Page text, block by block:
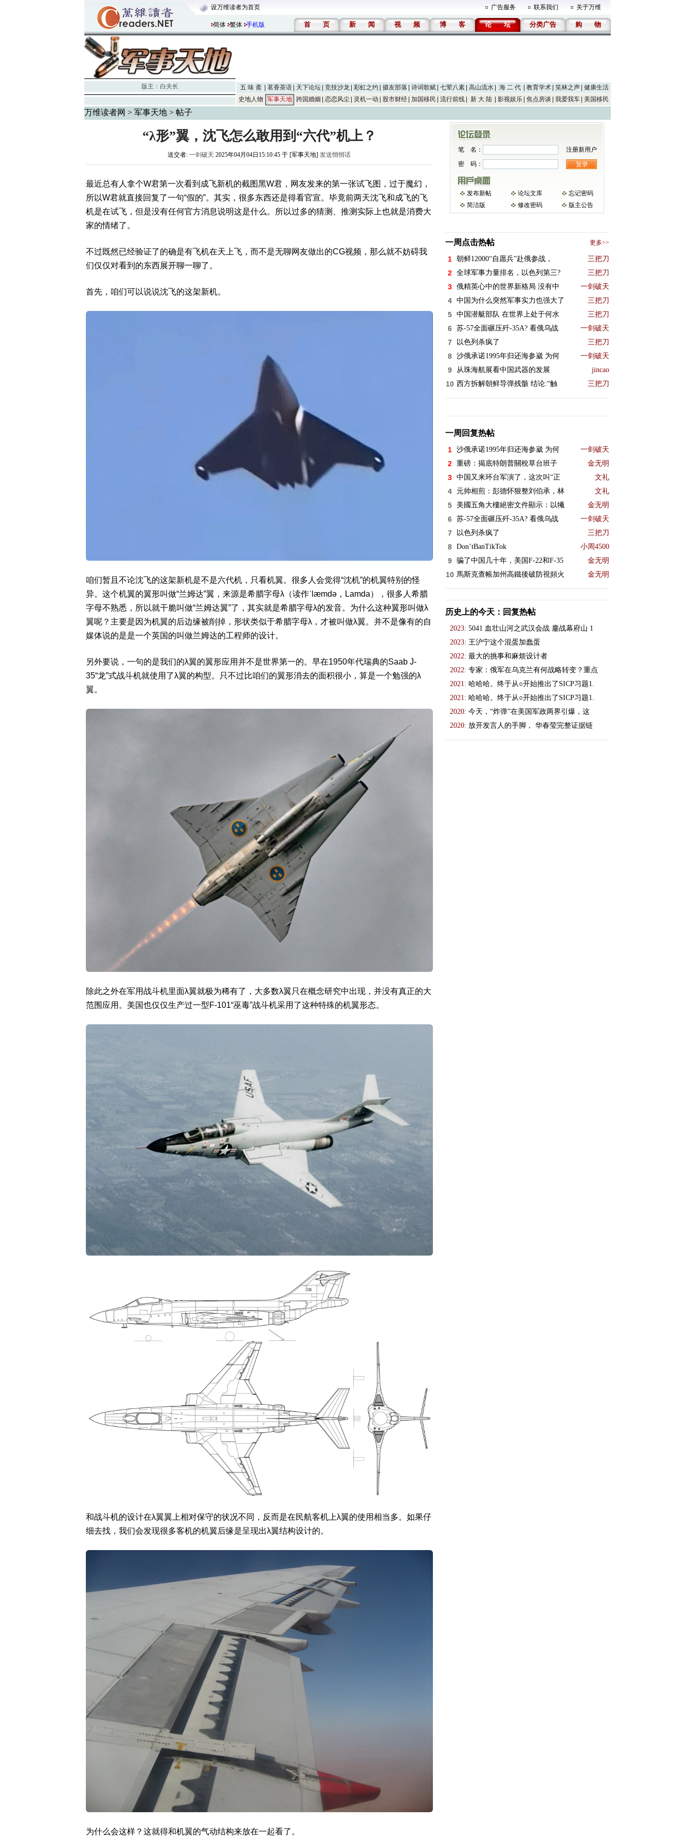
设万维读者为首页 广告服务 联系我们 关于万维
简体 繁体 手机版 首 页 新 闻 视 频 博 客 论 坛 分类广告 购 物
版主： 白夫长 五 味 斋 茗香茶语 天下论坛 竞技沙龙 彩虹之约 摄友部落 诗词歌赋 七荤八素 高山流水 海 二 代 教育学术 笑林之声
健康生活
史地人物
军事天地 跨国婚姻 恋恋风尘 灵机一动 股市财经 加国移民 流行前线 新 大 陆 影视娱乐 焦点房谈 我爱我车 美国移民
万维读者网 > 军事天地> 帖子
“λ形”翼，沈飞怎么敢用到“六代”机上？
送交者: 一剑破天 2025年04月04日15:10:45 于 [军事天地] 发送悄悄话
最近总有人拿个W君第一次看到成飞新机的截图黑W君，网友发来的第一张试飞图，过于魔幻，
所以W君就直接回复了一句“假的”。其实，很多东西还是得看官宣。毕竟前两天沈飞和成飞的飞
机是在试飞，但是没有任何官方消息说明这是什么。所以过多的猜测、推测实际上也就是消费大
家的情绪了。
不过既然已经验证了的确是有飞机在天上飞，而不是无聊网友做出的CG视频，那么就不妨碍我
们仅仅对看到的东西展开聊一聊了。
首先，咱们可以说说沈飞的这架新机。
咱们暂且不论沈飞的这架新机是不是六代机，只看机翼。很多人会觉得“沈机”的机翼特别的怪
异。这个机翼的翼形叫做“兰姆达”翼，来源是希腊字母λ（读作ˈlæmdə，Lamda），很多人希腊
字母不熟悉，所以就干脆叫做“兰姆达翼”了，其实就是希腊字母λ的发音。为什么这种翼形叫做λ
翼呢？主要是因为机翼的后边缘被削掉，形状类似于希腊字母λ，才被叫做λ翼。并不是像有的自
媒体说的是是一个英国的叫做兰姆达的工程师的设计。
另外要说，一句的是我们的λ翼的翼形应用并不是世界第一的。早在1950年代瑞典的Saab J-
35“龙”式战斗机就使用了λ翼的构型。只不过比咱们的翼形消去的面积很小，算是一个勉强的λ
翼。
除此之外在军用战斗机里面λ翼就极为稀有了，大多数λ翼只在概念研究中出现，并没有真正的大
范围应用。美国也仅仅生产过一型F-101“巫毒”战斗机采用了这种特殊的机翼形态。
和战斗机的设计在λ翼翼上相对保守的状况不同，反而是在民航客机上λ翼的使用相当多。如果仔
细去找，我们会发现很多客机的机翼后缘是呈现出λ翼结构设计的。
为什么会这样？这就得和机翼的气动结构来放在一起看了。
笔 名：
注册新用户
密 码：
发布新帖 论坛文库
忘记密码
简洁版
修改密码 版主公告
一周点击热帖 更多>>
1 朝鲜12000“自愿兵”赴俄参战， 三把刀
2 全球军事力量排名，以色列第三? 三把刀
3 俄精英心中的世界新格局 没有中 一剑破天
4 中国为什么突然军事实力也强大了 三把刀
5 中国潜艇部队 在世界上处于何水 三把刀
6 苏-57全面碾压歼-35A? 看俄乌战 一剑破天
7 以色列杀疯了 三把刀
8 沙俄承诺1995年归还海参崴 为何 一剑破天
9 从珠海航展看中国武器的发展 jincao
10 西方拆解朝鲜导弹残骸 结论:“触 三把刀
一周回复热帖
1 沙俄承诺1995年归还海参崴 为何 一剑破天
2 重磅：揭底特朗普關稅草台班子 金无明
3 中国又来环台军演了，这次叫“正 文礼
4 元帅相煎：彭德怀狠整刘伯承，林 文礼
5 美國五角大樓絕密文件顯示：以犧 金无明
6 苏-57全面碾压歼-35A? 看俄乌战 一剑破天
7 以色列杀疯了 三把刀
8 Don’tBanTikTok 小周4500
9 骗了中国几十年，美国F-22和F-35 金无明
10 馬斯克查帳加州高鐵後破防視頻火 金无明
历史上的今天：回复热帖
2023: 5041 血壮山河之武汉会战 鏖战幕府山 1
2023: 王沪宁这个混蛋加蠢蛋
2022: 最大的挑事和麻烦设计者
2022: 专家：俄军在乌克兰有何战略转变？重点
2021: 哈哈哈。终于从○开始推出了SICP习题1.
2021: 哈哈哈。终于从○开始推出了SICP习题1.
2020: 今天，“炸弹”在美国军政两界引爆，这
2020: 放开发言人的手脚， 华春莹完整证据链